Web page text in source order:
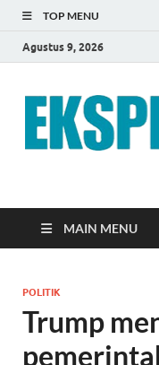
TOP MENU
Agustus 9, 2026
MAIN MENU
POLITIK
Trump